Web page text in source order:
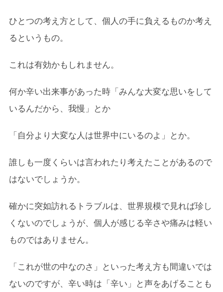
ひとつの考え方として、個人の手に負えるものか考え
るというもの。
これは有効かもしれません。
何か辛い出来事があった時「みんな大変な思いをして
いるんだから、我慢」とか
「自分より大変な人は世界中にいるのよ」とか。
誰しも一度くらいは言われたり考えたことがあるので
はないでしょうか。
確かに突如訪れるトラブルは、世界規模で見れば珍し
くないのでしょうが、個人が感じる辛さや痛みは軽い
ものではありません。
「これが世の中なのさ」といった考え方も間違いでは
ないのですが、辛い時は「辛い」と声をあげることも